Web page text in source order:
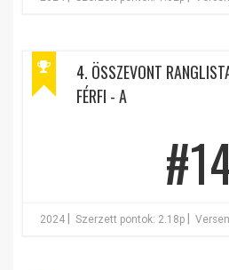
4. ÖSSZEVONT
FÉRFI - A
2024 Szerzett pontok: 2.18p